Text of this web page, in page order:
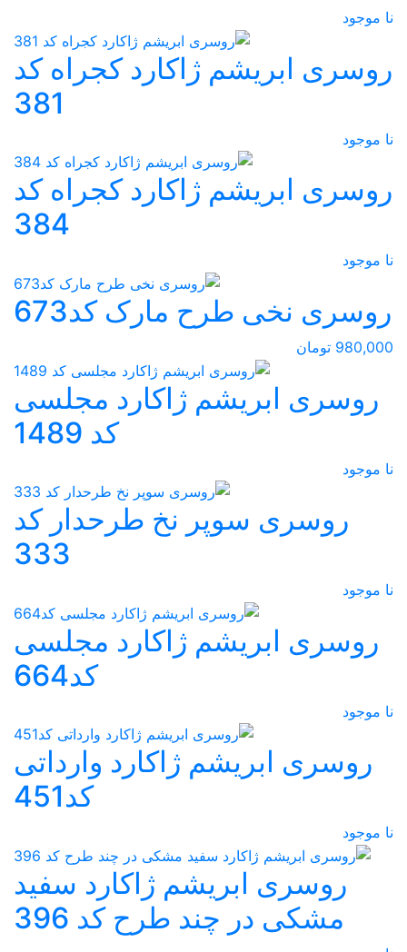
نا موجود
روسری ابریشم ژاکارد کجراه کد
381
نا موجود
روسری ابریشم ژاکارد کجراه کد
384
نا موجود
روسری نخی طرح مارک کد673
980,000 تومان
روسری ابریشم ژاکارد مجلسی
کد 1489
نا موجود
روسری سوپر نخ طرحدار کد
333
نا موجود
روسری ابریشم ژاکارد مجلسی
کد664
نا موجود
روسری ابریشم ژاکارد وارداتی
کد451
نا موجود
روسری ابریشم ژاکارد سفید
مشکی در چند طرح کد 396